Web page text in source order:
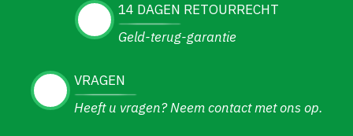
14 DAGEN RETOURRECHT
Geld-terug-garantie
VRAGEN
Heeft u vragen? Neem contact met ons op.